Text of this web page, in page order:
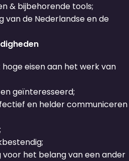
& bijbehorende tools;
van de Nederlandse en de
eisen aan het werk van
geïnteresseerd;
en helder communiceren
het belang van een ander